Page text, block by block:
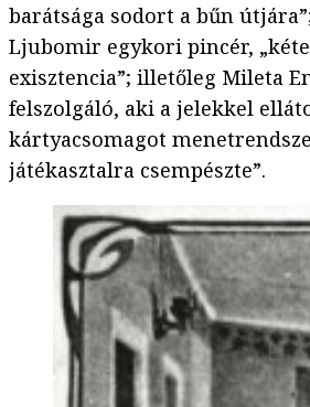
barátsága sodort a bűn
Ljubomir egykori pincér,
exisztencia”; illetőleg Mileta
felszolgáló, aki a jelekkel
kártyacsomagot
játékasztalra csempészte”.